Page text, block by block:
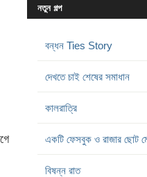
নতুন গল্প
বন্ধন Ties Story
দেখতে চাই শেষের সমাধান
কালরাত্রি
একটি ফেসবুক ও রাজার ছোট
বিষন্ন রাত